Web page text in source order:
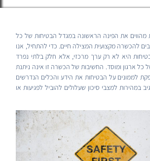
מהווים את הפינה הראשונה במגדל הבטיחות של כל
להכשרה מקצועית המצילה חיים. כדי להתחיל, אנו
היא לא רק ערך מרכזי, אלא חלק בלתי נפרד
כל ארגון ומוסד. החשיבות של הכשרה זו אינה ניתנת
לממונים על הבטיחות את הידע והכלים הנדרשים
במהירות למצבי סיכון שעלולים להוביל לפגיעות או